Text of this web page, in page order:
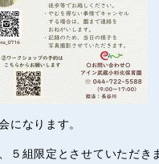
になります。
５組限定とさせていただき